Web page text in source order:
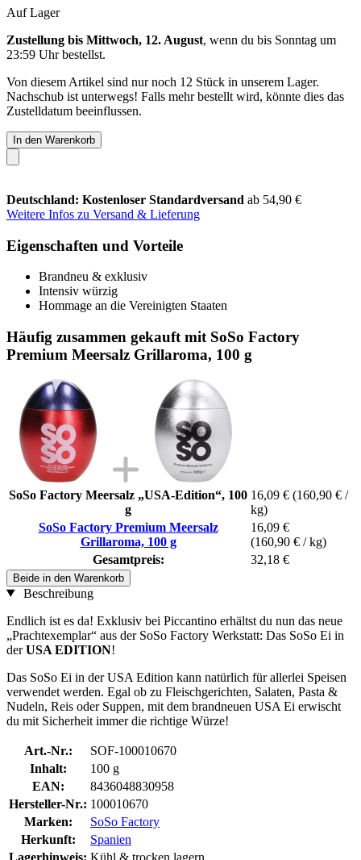
Auf Lager
Zustellung bis Mittwoch, 12. August, wenn du bis Sonntag um
23:59 Uhrbestellst.
Von diesem Artikel sind nur noch 12 Stück in unserem Lager.
Nachschub ist unterwegs! Falls mehr bestellt wird, könnte dies das
Zustelldatum beeinflussen.
In den Warenkorb
Deutschland: Kostenloser Standardversand ab 54,90 €
Weitere Infos zu Versand & Lieferung
Eigenschaften und Vorteile
Brandneu & exklusiv
Intensiv würzig
Hommage an die Vereinigten Staaten
Häufig zusammen gekauft mit SoSo Factory
Premium Meersalz Grillaroma, 100 g
SoSo Factory Meersalz „USA-Edition“, 100
g
16,09 € (160,90 € /
kg)
SoSo Factory Premium Meersalz
Grillaroma, 100 g
16,09 €
(160,90 € / kg)
Gesamtpreis:
32,18 €
Beide in den Warenkorb
Beschreibung
Endlich ist es da! Exklusiv bei Piccantino erhältst du nun das neue
„Prachtexemplar“ aus der SoSo Factory Werkstatt: Das SoSo Ei in
derUSA EDITION!
Das SoSo Ei in der USA Edition kann natürlich für allerlei Speisen
verwendet werden. Egal ob zu Fleischgerichten, Salaten, Pasta &
Nudeln, Reis oder Suppen, mit dem brandneuen USA Ei erwischt
du mit Sicherheit immer die richtige Würze!
Art.-Nr.:
SOF-100010670
Inhalt:
100 g
EAN:
8436048830958
Hersteller-Nr.: 100010670
Marken:
SoSo Factory
Herkunft:
Spanien
Lagerhinweis: Kühl & trocken lagern